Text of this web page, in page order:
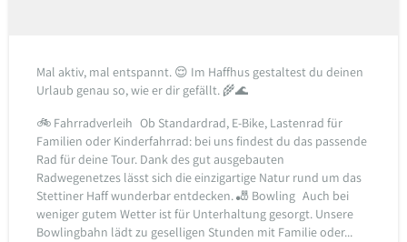
Mal aktiv, mal entspannt. 😌 Im Haffhus gestaltest du deinen
Urlaub genau so, wie er dir gefällt. 🌾🌊
🚲 Fahrradverleih Ob Standardrad, E-Bike, Lastenrad für
Familien oder Kinderfahrrad: bei uns findest du das passende
Rad für deine Tour. Dank des gut ausgebauten
Radwegenetzes lässt sich die einzigartige Natur rund um das
Stettiner Haff wunderbar entdecken.🎳 Bowling Auch bei
weniger gutem Wetter ist für Unterhaltung gesorgt. Unsere
Bowlingbahn lädt zu geselligen Stunden mit Familie oder...